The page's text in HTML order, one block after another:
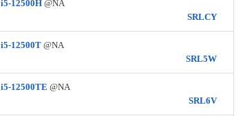
i5-12500H@NA
SRLCY
i5-12500T@NA
SRL5W
i5-12500TE @NA
SRL6V